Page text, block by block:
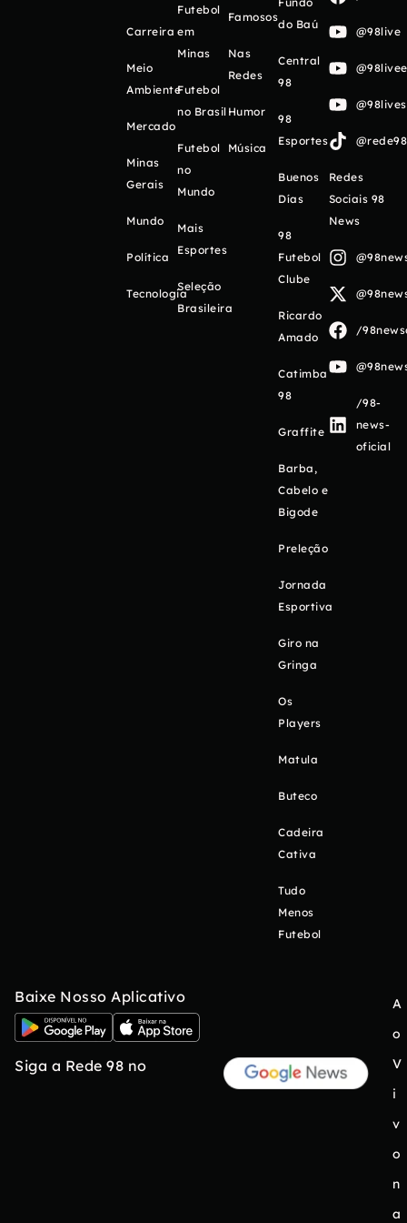
Carreira
Meio
Ambiente
Mercado
Minas
Gerais
Mundo
Política
Tecnologia
Futebol
em
Minas
Futebol
no Brasil
Futebol
no
Mundo
Mais
Esportes
Seleção
Brasileira
Famosos
Nas
Redes
Humor
Música
do Baú
Central
98
98
Esportes
Buenos
Días
98
Futebol
Clube
Ricardo
Amado
Catimba
98
Graffite
Barba,
Cabelo e
Bigode
Preleção
Jornada
Esportiva
Giro na
Gringa
Os
Players
Matula
Buteco
Cadeira
Cativa
Tudo
Menos
Futebol
@98live
Redes
Sociais 98
News
/
/98-
news-
oficial
Baixe Nosso Aplicativo
Siga a Rede 98 no
A
o
V
i
v
o
n
a